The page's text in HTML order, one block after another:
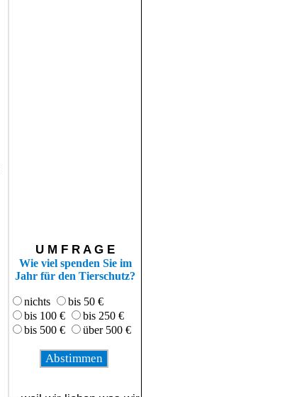
U M F R A G E
Wie viel spenden Sie im
Jahr für den Tierschutz?
nichts
bis 50 €
bis 100 €
bis 250 €
bis 500 €
über 500 €